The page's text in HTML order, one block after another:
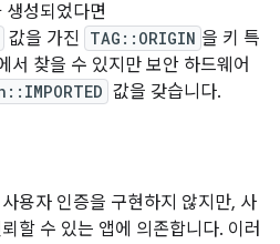
생성되었다면
값을 가진 TAG::ORIGIN 을 키 특
서 찾을 수 있지만 보안 하드웨어
값을 갖습니다.
용자 인증을 구현하지 않지만, 사
할 수 있는 앱에 의존합니다. 이러